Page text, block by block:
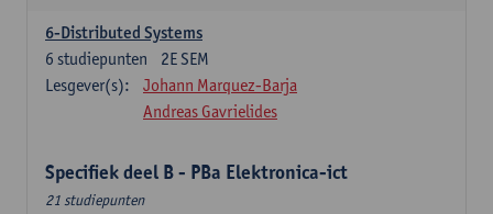
6-Distributed Systems
2E SEM
6 studiepunten
Lesgever(s):
Johann Marquez-Barja
Andreas Gavrielides
Specifiek deel B - PBa Elektronica-ict
21 studiepunten